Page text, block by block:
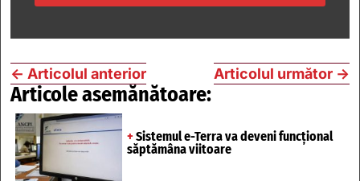
← Articolul anterior Articolul următor →
Articole asemănătoare:
+ Sistemul e-Terra va deveni funcțional
săptămâna viitoare